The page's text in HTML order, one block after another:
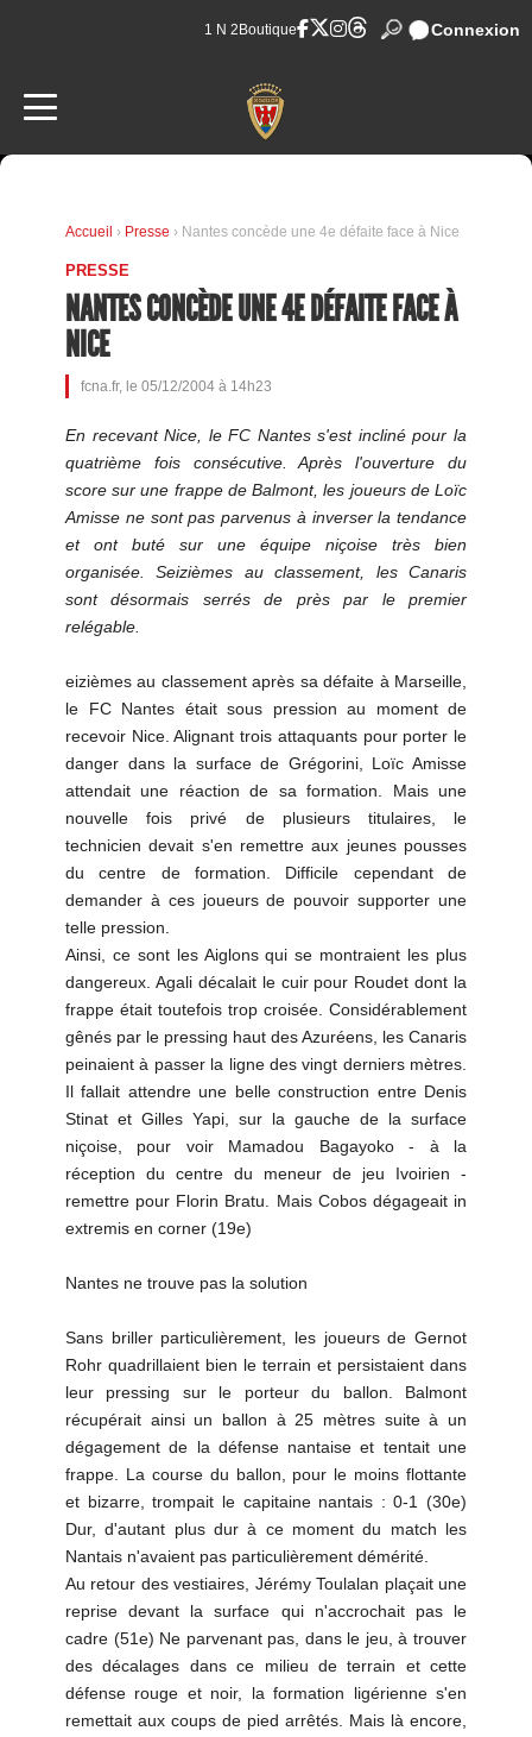
1 N 2 Boutique Connexion
Accueil › Presse › Nantes concède une 4e défaite face à Nice
PRESSE
NANTES CONCÈDE UNE 4E DÉFAITE FACE À
NICE
fcna.fr, le 05/12/2004 à 14h23
En recevant Nice, le FC Nantes s'est incliné pour la
quatrième fois consécutive. Après l'ouverture du
score sur une frappe de Balmont, les joueurs de Loïc
Amisse ne sont pas parvenus à inverser la tendance
et ont buté sur une équipe niçoise très bien
organisée. Seizièmes au classement, les Canaris
sont désormais serrés de près par le premier
relégable.
eizièmes au classement après sa défaite à Marseille,
le FC Nantes était sous pression au moment de
recevoir Nice. Alignant trois attaquants pour porter le
danger dans la surface de Grégorini, Loïc Amisse
attendait une réaction de sa formation. Mais une
nouvelle fois privé de plusieurs titulaires, le
technicien devait s'en remettre aux jeunes pousses
du centre de formation. Difficile cependant de
demander à ces joueurs de pouvoir supporter une
telle pression.
Ainsi, ce sont les Aiglons qui se montraient les plus
dangereux. Agali décalait le cuir pour Roudet dont la
frappe était toutefois trop croisée. Considérablement
gênés par le pressing haut des Azuréens, les Canaris
peinaient à passer la ligne des vingt derniers mètres.
Il fallait attendre une belle construction entre Denis
Stinat et Gilles Yapi, sur la gauche de la surface
niçoise, pour voir Mamadou Bagayoko - à la
réception du centre du meneur de jeu Ivoirien -
remettre pour Florin Bratu. Mais Cobos dégageait in
extremis en corner (19e)
Nantes ne trouve pas la solution
Sans briller particulièrement, les joueurs de Gernot
Rohr quadrillaient bien le terrain et persistaient dans
leur pressing sur le porteur du ballon. Balmont
récupérait ainsi un ballon à 25 mètres suite à un
dégagement de la défense nantaise et tentait une
frappe. La course du ballon, pour le moins flottante
et bizarre, trompait le capitaine nantais : 0-1 (30e)
Dur, d'autant plus dur à ce moment du match les
Nantais n'avaient pas particulièrement démérité.
Au retour des vestiaires, Jérémy Toulalan plaçait une
reprise devant la surface qui n'accrochait pas le
cadre (51e) Ne parvenant pas, dans le jeu, à trouver
des décalages dans ce milieu de terrain et cette
défense rouge et noir, la formation ligérienne s'en
remettait aux coups de pied arrêtés. Mais là encore,